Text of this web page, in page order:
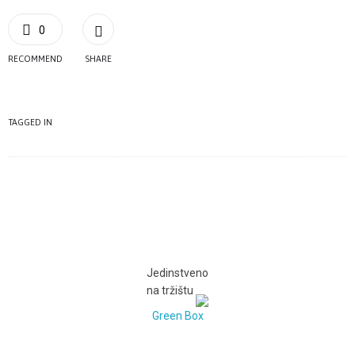
0
RECOMMEND SHARE
TAGGED IN
Jedinstveno
na tržištu
Green Box